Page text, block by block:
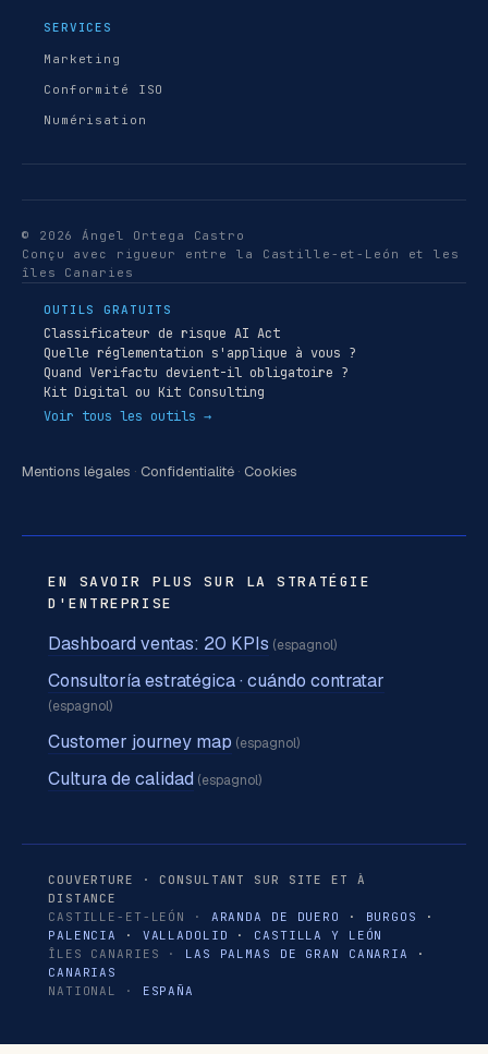
SERVICES
Marketing
Conformité ISO
Numérisation
© 2026 Ángel Ortega Castro
Conçu avec rigueur entre la Castille-et-León et les
îles Canaries
OUTILS GRATUITS
Classificateur de risque AI Act
Quelle réglementation s'applique à vous ?
Quand Verifactu devient-il obligatoire ?
Kit Digital ou Kit Consulting
Voir tous les outils →
Mentions légales · Confidentialité · Cookies
EN SAVOIR PLUS SUR LA STRATÉGIE
D'ENTREPRISE
Dashboard ventas: 20 KPIs (espagnol)
Consultoría estratégica · cuándo contratar
(espagnol)
Customer journey map (espagnol)
Cultura de calidad (espagnol)
COUVERTURE · CONSULTANT SUR SITE ET À
DISTANCE
CASTILLE-ET-LEÓN · ARANDA DE DUERO · BURGOS
·
PALENCIA
· VALLADOLID · CASTILLA Y LEÓN
ÎLES CANARIES · LAS PALMAS DE GRAN CANARIA
·
CANARIAS
NATIONAL · ESPAÑA